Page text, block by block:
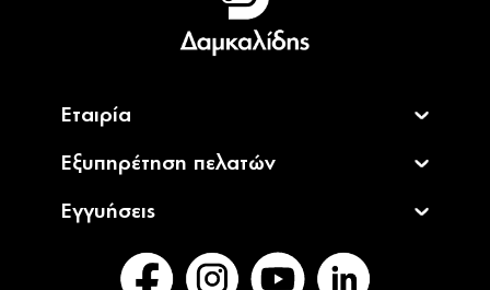
English
Εταιρία
Εξυπηρέτηση πελατών
Εγγυήσεις